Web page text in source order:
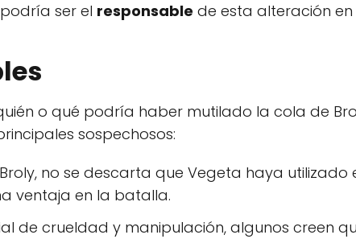
ser el responsable de esta alteración
o qué podría haber mutilado la cola de
sospechosos:
no se descarta que Vegeta haya
ventaja en la batalla.
de crueldad y manipulación, algunos creen